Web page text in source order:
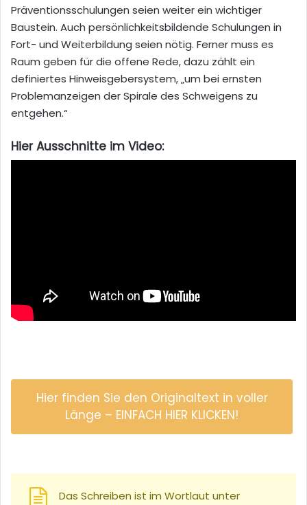
Präventionsschulungen seien weiter ein wichtiger
Baustein. Auch persönlichkeitsbildende Schulungen in
Fort- und Weiterbildung seien nötig. Ferner muss es
Raum geben für die offene Rede, dazu zählt ein
definiertes Hinweisgebersystem, „um bei ernsten
Problemanzeigen der Spirale des Schweigens zu
entgehen.“
Hier Ausschnitte im Video:
Hier finden Sie den Originaltext in voller
Länge – EINFACH HIER KLICKEN!
Das Schreiben ist im Wortlaut unter